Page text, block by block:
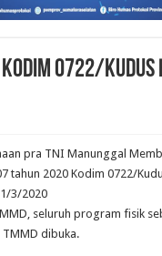
Kodim 0722/Kudus
pra TNI Manunggal
tahun 2020 Kodim 0722/
3/2020
seluruh program fisik
dibuka.